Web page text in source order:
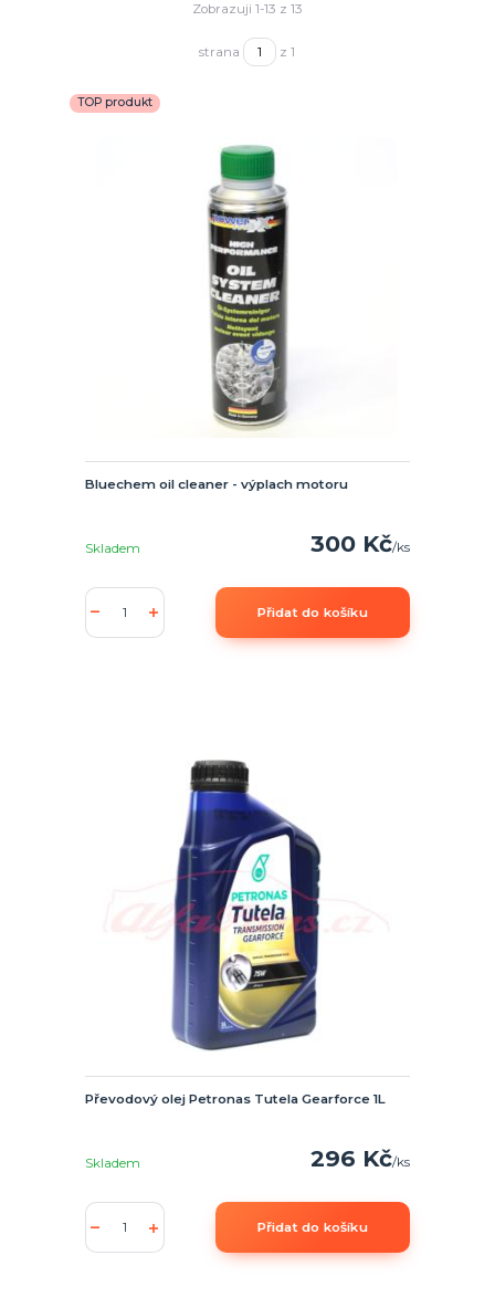
Zobrazuji 1-13 z 13
strana z 1
TOP produkt
Bluechem oil cleaner - výplach motoru
300 Kč/ks
Skladem
Přidat do košíku
Převodový olej Petronas Tutela Gearforce 1L
296 Kč/ks
Skladem
Přidat do košíku